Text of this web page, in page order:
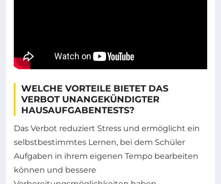
WELCHE VORTEILE BIETET DAS
VERBOT UNANGEKÜNDIGTER
HAUSAUFGABENTESTS?
Das Verbot reduziert Stress und ermöglicht ein
selbstbestimmtes Lernen, bei dem Schüler
Aufgaben in ihrem eigenen Tempo bearbeiten
können und bessere